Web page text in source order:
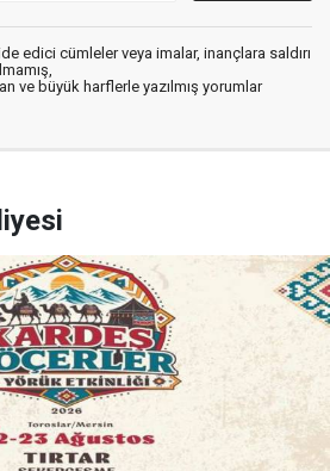
edici cümleler veya imalar, inançlara saldırı
ve büyük harflerle yazılmış yorumlar